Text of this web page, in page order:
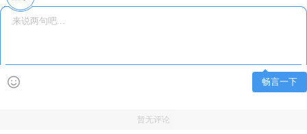
畅言一下
暂无评论